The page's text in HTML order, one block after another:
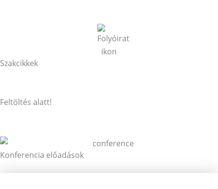
Szakcikkek
Feltöltés alatt!
Konferencia előadások